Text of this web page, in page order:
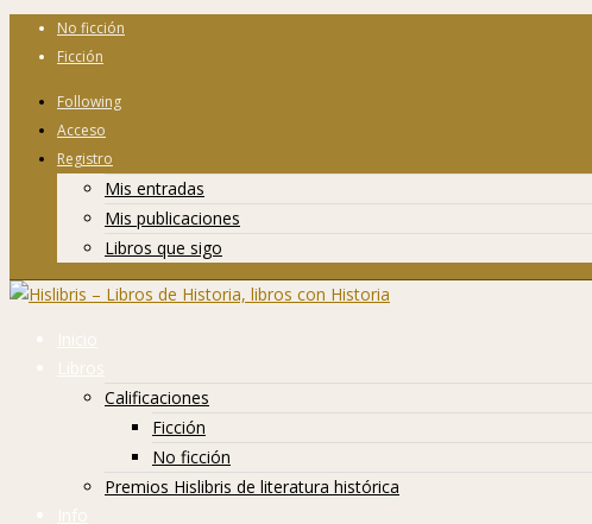
No ficción
Ficción
Following
Acceso
Registro
Mis entradas
Mis publicaciones
Libros que sigo
Inicio
Libros
Calificaciones
Ficción
No ficción
Premios Hislibris de literatura histórica
Info